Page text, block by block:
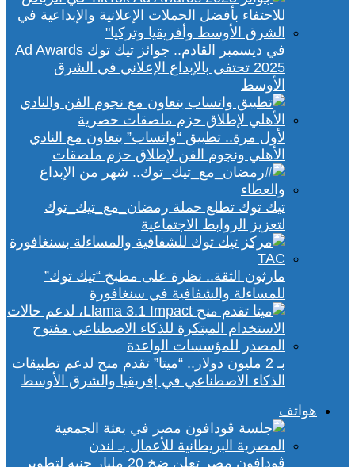
في ديسمبر القادم.. جوائز تيك توك Ad Awards
2025 تحتفي بالإبداع الإعلاني في الشرق
الأوسط
لأول مرة.. تطبيق “واتساب” يتعاون مع النادي
الأهلي ونجوم الفن لإطلاق حزم ملصقات
تيك توك تطلع حملة رمضان_مع_تيك_توك
لتعزيز الروابط الاجتماعية
مارثون الثقة.. نظرة على مطبخ “تيك توك”
للمساءلة والشفافية في سنغافورة
بـ 2 مليون دولار.. “ميتا” تقدم منح لدعم تطبيقات
الذكاء الاصطناعي في إفريقيا والشرق الأوسط
هواتف
ڤودافون مصر تعلن ضخ 20 مليار جنيه لتطوير